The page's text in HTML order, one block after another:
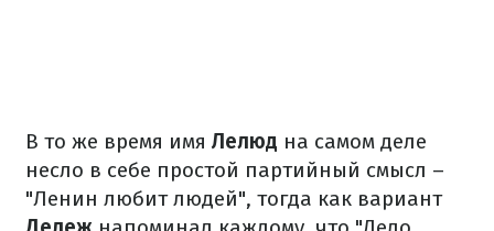
В то же время имя Лелюд на самом деле
несло в себе простой партийный смысл –
"Ленин любит людей", тогда как вариант